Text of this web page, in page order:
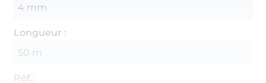
4 mm
Longueur :
50 m
Réf.: